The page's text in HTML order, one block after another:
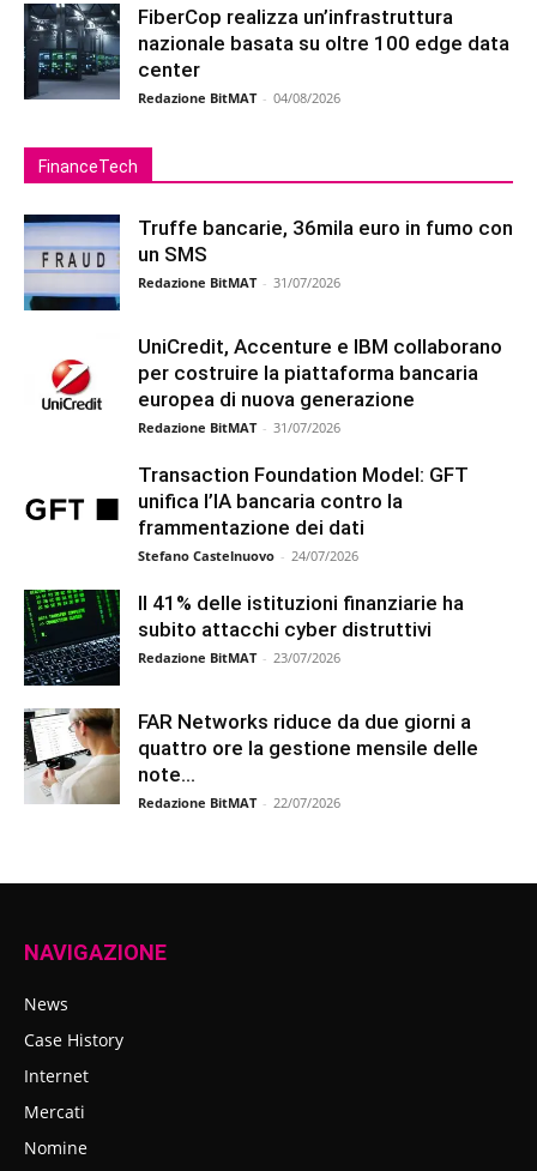
FiberCop realizza un’infrastruttura
nazionale basata su oltre 100 edge data
center
Redazione BitMAT - 04/08/2026
FinanceTech
Truffe bancarie, 36mila euro in fumo con
un SMS
Redazione BitMAT - 31/07/2026
UniCredit, Accenture e IBM collaborano
per costruire la piattaforma bancaria
europea di nuova generazione
Redazione BitMAT - 31/07/2026
Transaction Foundation Model: GFT
unifica l’IA bancaria contro la
frammentazione dei dati
Stefano Castelnuovo - 24/07/2026
Il 41% delle istituzioni finanziarie ha
subito attacchi cyber distruttivi
Redazione BitMAT - 23/07/2026
FAR Networks riduce da due giorni a
quattro ore la gestione mensile delle
note...
Redazione BitMAT - 22/07/2026
NAVIGAZIONE
News
Case History
Internet
Mercati
Nomine